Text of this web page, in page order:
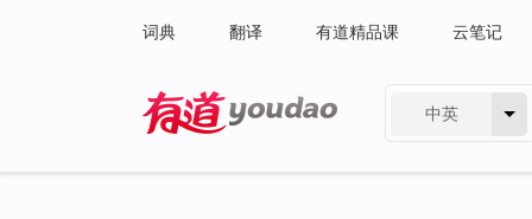
词典 翻译 有道精品课 云笔记
中英